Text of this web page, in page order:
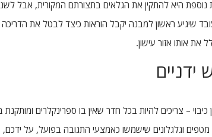
היא להתקין את הגלאים בתצורתם המקורית, אבל
שיגיע ראשון למבנה יקבל הוראות כיצד לבטל את
אותו אזור עישון.
כיבוי – צריכים להיות בכל חדר שאין בו ספרינקלרים
מטפים וגלגלונים שישמשו כאמצעי התגובה בפועל, על